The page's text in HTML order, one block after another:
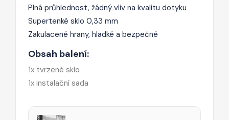
Plná průhlednost, žádný vliv na kvalitu dotyku
Supertenké sklo 0,33 mm
Zakulacené hrany, hladké a bezpečné
Obsah balení:
1x tvrzené sklo
1x instalační sada